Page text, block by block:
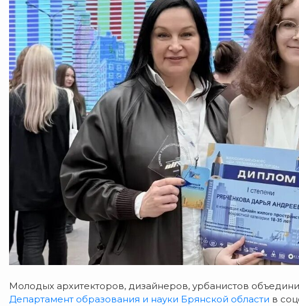
Молодых архитекторов, дизайнеров, урбанистов
Департамент образования и науки Брянской области в